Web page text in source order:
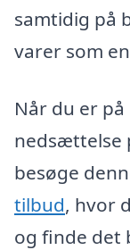
samtidig på
varer som
Når du er
nedsættelse
besøge
tilbud, hvor
og finde det